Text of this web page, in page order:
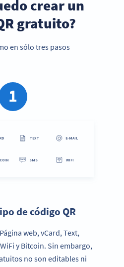
crear un
gratuito?
en sólo tres pasos
1
de código QR
web, vCard, Text,
y Bitcoin. Sin embargo,
no son editables ni